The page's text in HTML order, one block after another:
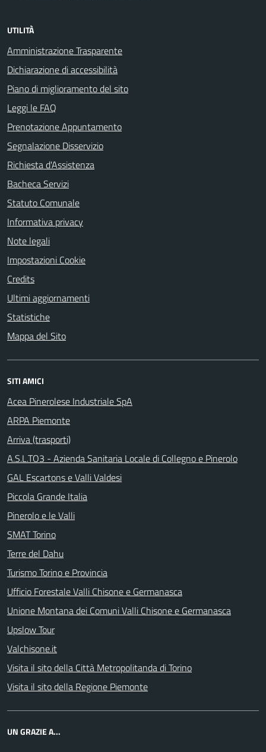
UTILITÀ
Amministrazione Trasparente
Dichiarazione di accessibilità
Piano di miglioramento del sito
Leggi le FAQ
Prenotazione Appuntamento
Segnalazione Disservizio
Richiesta d'Assistenza
Bacheca Servizi
Statuto Comunale
Informativa privacy
Note legali
Impostazioni Cookie
Credits
Ultimi aggiornamenti
Statistiche
Mappa del Sito
SITI AMICI
Acea Pinerolese Industriale SpA
ARPA Piemonte
Arriva (trasporti)
A.S.L.TO3 - Azienda Sanitaria Locale di Collegno e Pinerolo
GAL Escartons e Valli Valdesi
Piccola Grande Italia
Pinerolo e le Valli
SMAT Torino
Terre del Dahu
Turismo Torino e Provincia
Ufficio Forestale Valli Chisone e Germanasca
Unione Montana dei Comuni Valli Chisone e Germanasca
Upslow Tour
Valchisone.it
Visita il sito della Città Metropolitanda di Torino
Visita il sito della Regione Piemonte
UN GRAZIE A...